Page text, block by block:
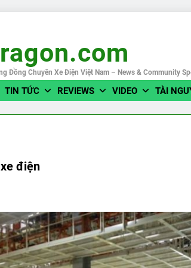
Đồng Chuyên Xe Điện Việt Nam – News & Community
TIN TỨC REVIEWS VIDEO TÀI
điện